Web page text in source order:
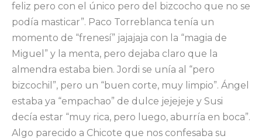
feliz pero con el único pero del bizcocho que no se
podía masticar”. Paco Torreblanca tenía un
momento de “frenesí” jajajaja con la “magia de
Miguel” y la menta, pero dejaba claro que la
almendra estaba bien. Jordi se unía al “pero
bizcochil”, pero un “buen corte, muy limpio”. Ángel
estaba ya “empachao” de dulce jejejeje y Susi
decía estar “muy rica, pero luego, aburría en boca”.
Algo parecido a Chicote que nos confesaba su